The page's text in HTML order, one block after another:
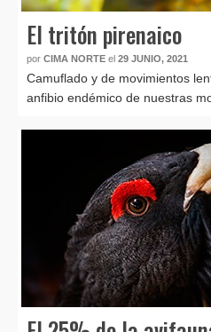
El tritón pirenaico
por CIMA NORTE el 29 JUNIO, 2021
Camuflado y de movimientos
anfibio endémico de nuestras